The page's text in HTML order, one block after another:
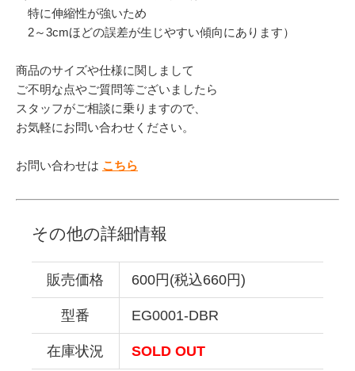
特に伸縮性が強いため
2～3cmほどの誤差が生じやすい傾向にあります）
商品のサイズや仕様に関しまして
ご不明な点やご質問等ございましたら
スタッフがご相談に乗りますので、
お気軽にお問い合わせください。
お問い合わせは こちら
その他の詳細情報
販売価格 600円(税込660円)
型番 EG0001-DBR
在庫状況 SOLD OUT